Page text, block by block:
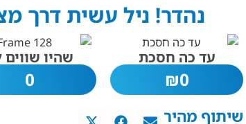
נהדר! ניל עשית דרך
עד כה חסכת
0
₪
שהיו שווים
0
שיתוף מהיר